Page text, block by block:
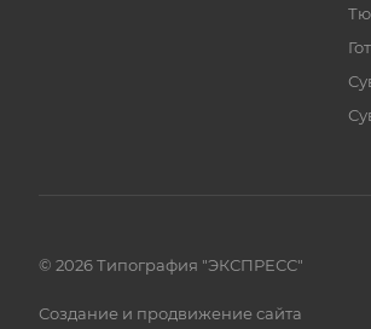
© 2026 Типография "ЭКСПРЕСС"
Создание и продвижение сайта